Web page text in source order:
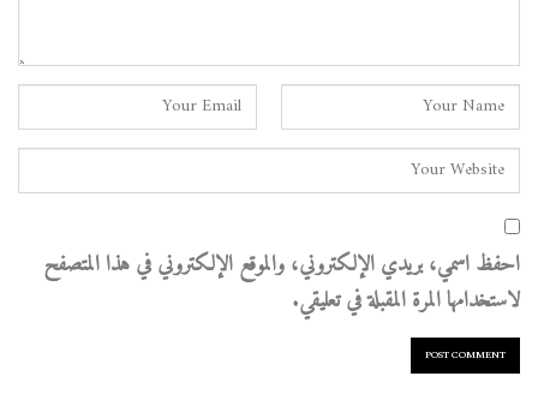
احفظ اسمي، بريدي الإلكتروني، والموقع الإلكتروني في هذا المتصفح
لاستخدامها المرة المقبلة في تعليقي.